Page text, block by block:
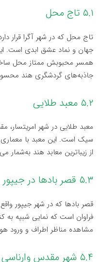
۵.۱ تاج محل
تاج محل که در شهر آگرا قرار
جهان و نماد عشق ابدی است.
همسر محبوبش ممتاز محل
جاذبه‌های گردشگری هند
۵.۲ معبد طلایی
معبد طلایی در شهر امریتسار،
سیک است. این معبد با معماری
از زیباترین معابد هند به‌شمار
۵.۳ قصر بادها در جیپور
قصر بادها که در شهر جیپور
فراوان است که نمایی شبیه به
مشاهده مناظر اطراف و
۵.۴ شهر مقدس وارناسی